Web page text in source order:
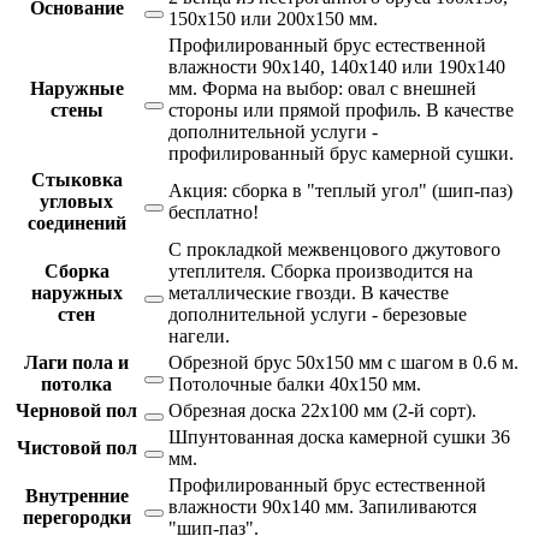
Основание
150х150 или 200х150 мм.
Наружные
стены
Профилированный брус естественной
влажности 90х140, 140х140 или 190х140
мм. Форма на выбор: овал с внешней
стороны или прямой профиль. В качестве
дополнительной услуги -
профилированный брус камерной сушки.
Стыковка
угловых
соединений
Акция: сборка в "теплый угол" (шип-паз)
бесплатно!
Сборка
наружных
стен
С прокладкой межвенцового джутового
утеплителя. Сборка производится на
металлические гвозди. В качестве
дополнительной услуги - березовые
нагели.
Лаги пола и
потолка
Обрезной брус 50х150 мм с шагом в 0.6 м.
Потолочные балки 40х150 мм.
Черновой пол
Обрезная доска 22х100 мм (2-й сорт).
Чистовой пол
Шпунтованная доска камерной сушки 36
мм.
Внутренние
перегородки
Профилированный брус естественной
влажности 90х140 мм. Запиливаются
"шип-паз".